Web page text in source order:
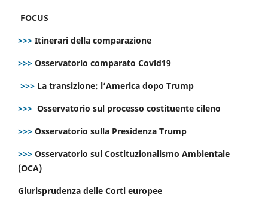
FOCUS
>>> Itinerari della comparazione
>>> Osservatorio comparato Covid19
>>> La transizione: l’America dopo Trump
>>> Osservatorio sul processo costituente cileno
>>> Osservatorio sulla Presidenza Trump
>>> Osservatorio sul Costituzionalismo Ambientale
(OCA)
Giurisprudenza delle Corti europee